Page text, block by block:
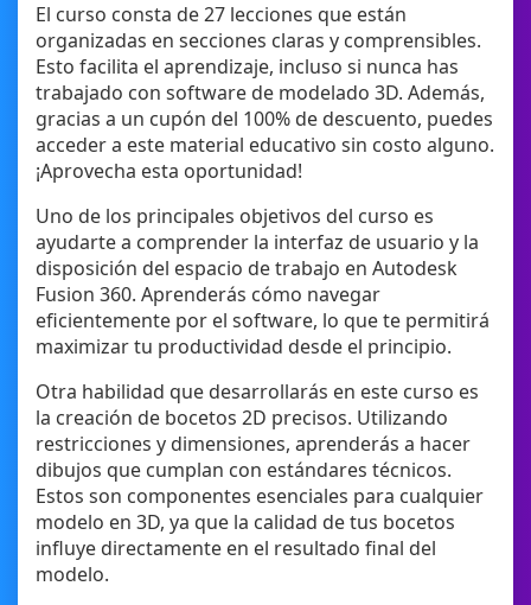
El curso consta de 27 lecciones que están
organizadas en secciones claras y comprensibles.
Esto facilita el aprendizaje, incluso si nunca has
trabajado con software de modelado 3D. Además,
gracias a un cupón del 100% de descuento, puedes
acceder a este material educativo sin costo alguno.
¡Aprovecha esta oportunidad!
Uno de los principales objetivos del curso es
ayudarte a comprender la interfaz de usuario y la
disposición del espacio de trabajo en Autodesk
Fusion 360. Aprenderás cómo navegar
eficientemente por el software, lo que te permitirá
maximizar tu productividad desde el principio.
Otra habilidad que desarrollarás en este curso es
la creación de bocetos 2D precisos. Utilizando
restricciones y dimensiones, aprenderás a hacer
dibujos que cumplan con estándares técnicos.
Estos son componentes esenciales para cualquier
modelo en 3D, ya que la calidad de tus bocetos
influye directamente en el resultado final del
modelo.